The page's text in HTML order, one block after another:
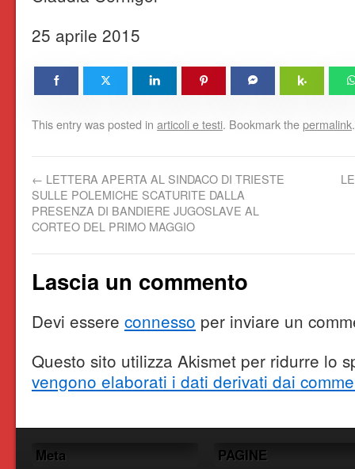
25 aprile 2015
This entry was posted in articoli e testi. Bookmark thepermalink.
← LETTERA APERTA AL SINDACO DI TRIESTE
SULLE POLEMICHE SCATURITE DALLA
PRESENZA DI BANDIERE JUGOSLAVE AL
CORTEO DEL PRIMO MAGGIO
Lascia un commento
Devi essere connesso per inviare un
Questo sito utilizza Akismet per ridurre lo
vengono elaborati i dati derivati dai
Meta PAGINE